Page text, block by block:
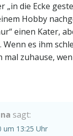
„in die Ecke
Hobby
einen Kater,
Wenn es ihm
mal zuhause,
sagt:
um 13:25 Uhr